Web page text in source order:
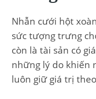
Nhẫn cưới hột
sức tượng trưng
còn là tài sản có
những lý do khiến
luôn giữ giá trị